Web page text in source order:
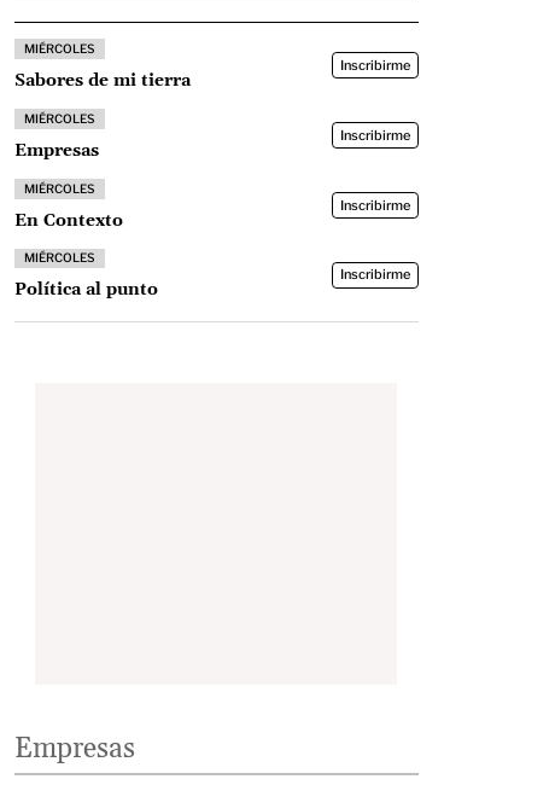
MIÉRCOLES
Sabores de mi tierra
Inscribirme
MIÉRCOLES
Empresas
Inscribirme
MIÉRCOLES
En Contexto
Inscribirme
MIÉRCOLES
Política al punto
Inscribirme
Empresas